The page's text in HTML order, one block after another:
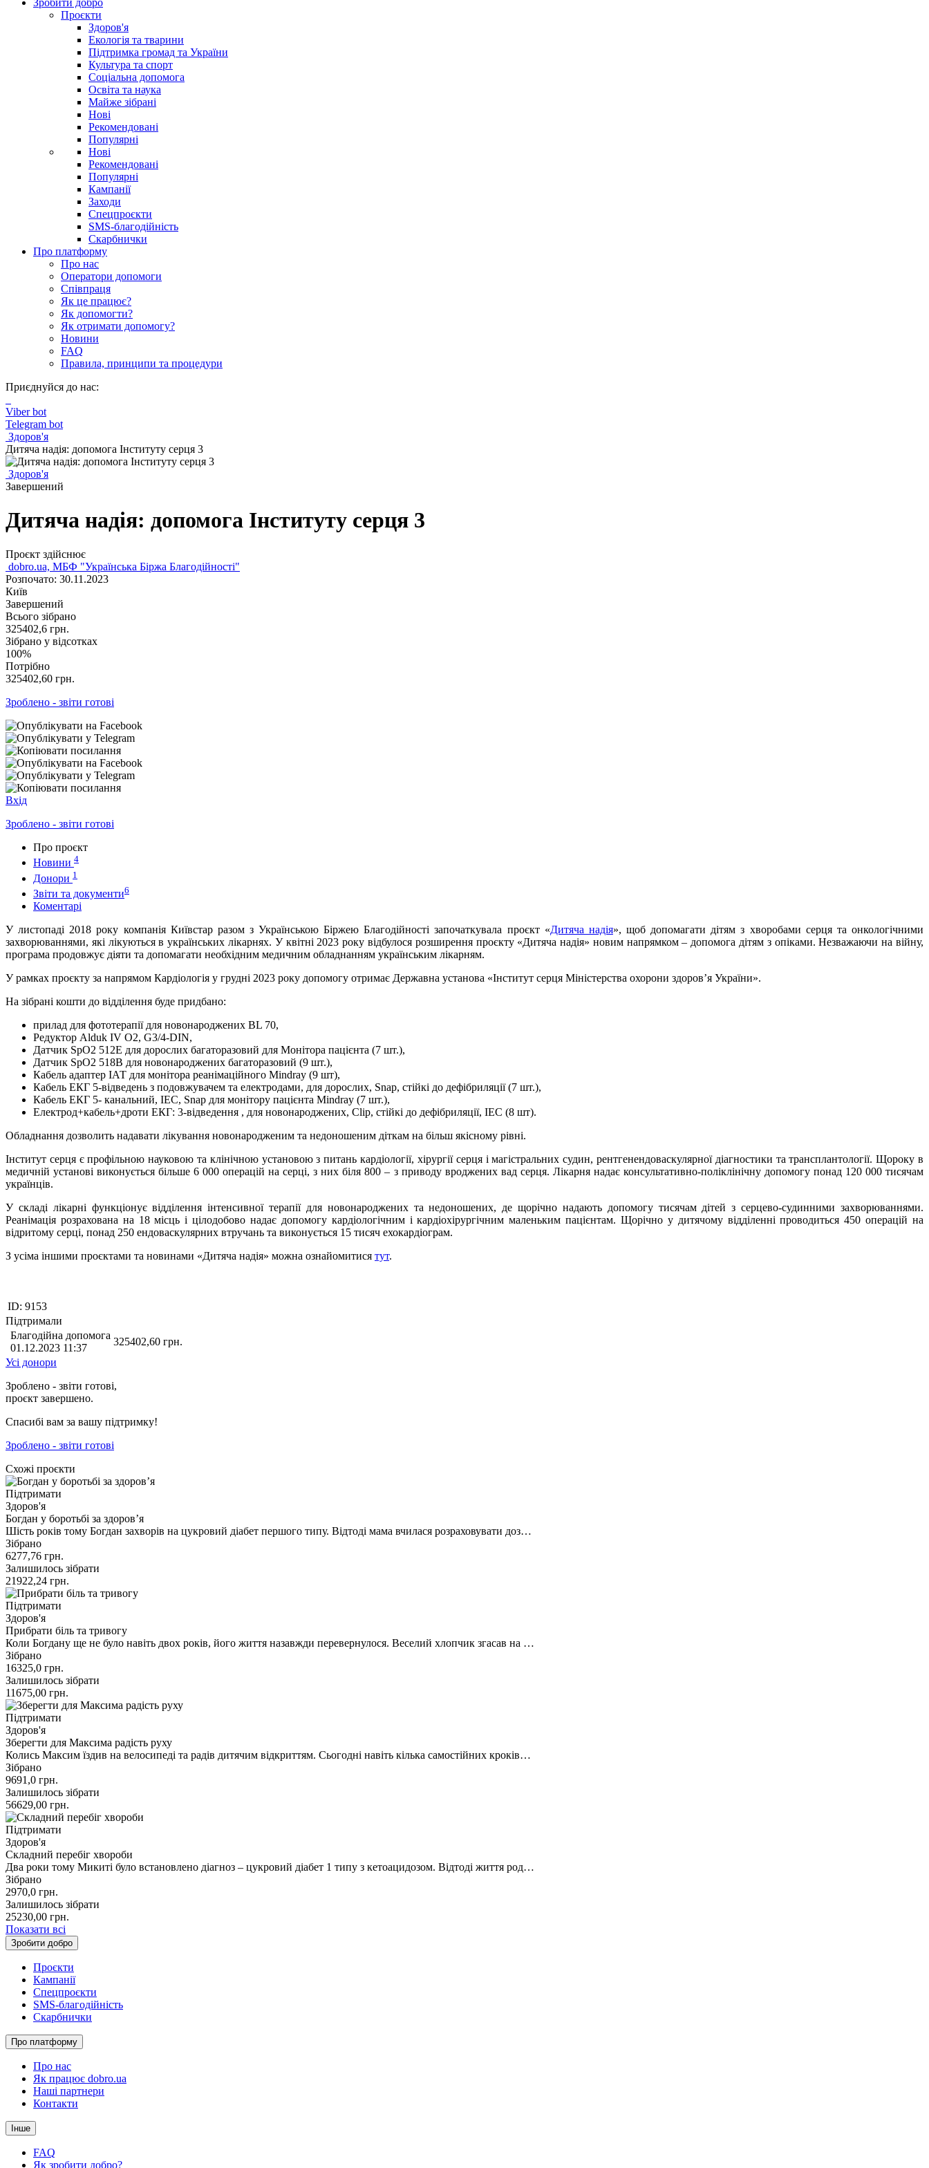
Зробити добро
Проєкти
Здоров'я
Екологія та тварини
Підтримка громад та України
Культура та спорт
Соціальна допомога
Освіта та наука
Майже зібрані
Нові
Рекомендовані
Популярні
Нові
Рекомендовані
Популярні
Кампанії
Заходи
Спецпроєкти
SMS-благодійність
Скарбнички
Про платформу
Про нас
Оператори допомоги
Співпраця
Як це працює?
Як допомогти?
Як отримати допомогу?
Новини
FAQ
Правила, принципи та процедури
Приєднуйся до нас:
Viber bot
Telegram bot
Здоров'я
Дитяча надія: допомога Інституту серця 3
Здоров'я
Завершений
Дитяча надія: допомога Інституту серця 3
Проєкт здійснює
dobro.ua, МБФ "Українська Біржа Благодійності"
Розпочато: 30.11.2023
Київ
Завершений
Всього зібрано
325402,6 грн.
Зібрано у відсотках
100%
Потрібно
325402,60 грн.
Зроблено - звіти готові
Вхід
Зроблено - звіти готові
Про проєкт
Новини 4
Донори 1
Звіти та документи6
Коментарі
У листопаді 2018 року компанія Київстар разом з Українською Біржею Благодійності започаткувала проєкт «Дитяча надія», щоб допомагати дітям з хворобами серця та онкологічними
захворюваннями, які лікуються в українських лікарнях. У квітні 2023 року відбулося розширення проєкту «Дитяча надія» новим напрямком – допомога дітям з опіками. Незважаючи на війну,
програма продовжує діяти та допомагати необхідним медичним обладнанням українським лікарням.
У рамках проєкту за напрямом Кардіологія у грудні 2023 року допомогу отримає Державна установа «Інститут серця Міністерства охорони здоров’я України».
На зібрані кошти до відділення буде придбано:
прилад для фототерапії для новонароджених BL 70,
Редуктор Alduk IV O2, G3/4-DIN,
Датчик SpO2 512E для дорослих багаторазовий для Монітора пацієнта (7 шт.),
Датчик SpO2 518B для новонароджених багаторазовий (9 шт.),
Кабель адаптер ІАТ для монітора реанімаційного Mindray (9 шт),
Кабель ЕКГ 5-відведень з подовжувачем та електродами, для дорослих, Snap, стійкі до дефібриляції (7 шт.),
Кабель ЕКГ 5- канальний, IEC, Snap для монітору пацієнта Mindray (7 шт.),
Електрод+кабель+дроти ЕКГ: 3-відведення , для новонароджених, Clip, стійкі до дефібриляції, IEC (8 шт).
Обладнання дозволить надавати лікування новонародженим та недоношеним діткам на більш якісному рівні.
Інститут серця є профільною науковою та клінічною установою з питань кардіології, хірургії серця і магістральних судин, рентгенендоваскулярної діагностики та трансплантології. Щороку в
медичній установі виконується більше 6 000 операцій на серці, з них біля 800 – з приводу вроджених вад серця. Лікарня надає консультативно-поліклінічну допомогу понад 120 000 тисячам
українців.
У складі лікарні функціонує відділення інтенсивної терапії для новонароджених та недоношених, де щорічно надають допомогу тисячам дітей з серцево-судинними захворюваннями.
Реанімація розрахована на 18 місць і цілодобово надає допомогу кардіологічним і кардіохірургічним маленьким пацієнтам. Щорічно у дитячому відділенні проводиться 450 операцій на
відритому серці, понад 250 ендоваскулярних втручань та виконується 15 тисяч ехокардіограм.
З усіма іншими проєктами та новинами «Дитяча надія» можна ознайомитися тут.
ID: 9153
Підтримали
Благодійна допомога
01.12.2023 11:37
325402,60 грн.
Усі донори
Зроблено - звіти готові,
проєкт завершено.
Спасибі вам за вашу підтримку!
Зроблено - звіти готові
Схожі проєкти
Підтримати
Здоров'я
Богдан у боротьбі за здоров’я
Шість років тому Богдан захворів на цукровий діабет першого типу. Відтоді мама вчилася розраховувати доз…
Зібрано
6277,76 грн.
Залишилось зібрати
21922,24 грн.
Підтримати
Здоров'я
Прибрати біль та тривогу
Коли Богдану ще не було навіть двох років, його життя назавжди перевернулося. Веселий хлопчик згасав на …
Зібрано
16325,0 грн.
Залишилось зібрати
11675,00 грн.
Підтримати
Здоров'я
Зберегти для Максима радість руху
Колись Максим їздив на велосипеді та радів дитячим відкриттям. Сьогодні навіть кілька самостійних кроків…
Зібрано
9691,0 грн.
Залишилось зібрати
56629,00 грн.
Підтримати
Здоров'я
Складний перебіг хвороби
Два роки тому Микиті було встановлено діагноз – цукровий діабет 1 типу з кетоацидозом. Відтоді життя род…
Зібрано
2970,0 грн.
Залишилось зібрати
25230,00 грн.
Показати всі
Зробити добро
Проєкти
Кампанії
Спецпроєкти
SMS-благодійність
Скарбнички
Про платформу
Про нас
Як працює dobro.ua
Наші партнери
Контакти
Інше
FAQ
Як зробити добро?